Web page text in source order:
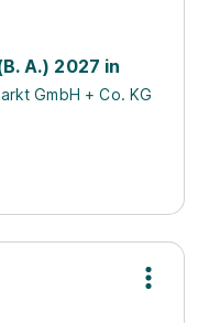
A.) 2027 in
GmbH + Co. KG